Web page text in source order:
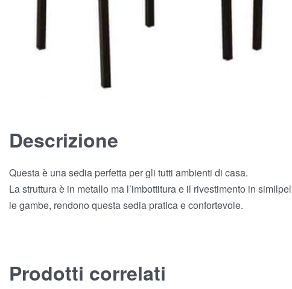
Descrizione
Questa è una sedia perfetta per gli tutti ambienti di casa.
La struttura è in metallo ma l’imbottitura e il rivestimento in
le gambe, rendono questa sedia pratica e confortevole.
Prodotti correlati